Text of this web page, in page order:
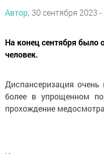
Автор, 30 сентября 2023 -
На конец сентября было
человек.
Диспансеризация
более в упрощенном
прохождение